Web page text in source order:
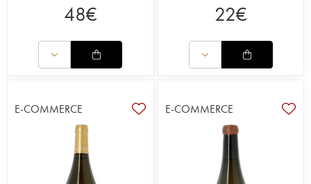
48€ 22€
E-COMMERCE E-COMMERCE